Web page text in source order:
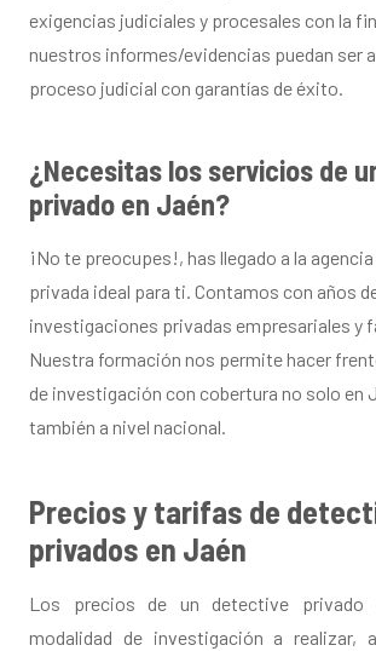
exigencias judiciales y procesales con la
nuestros informes/evidencias puedan ser
proceso judicial con garantías de éxito.
¿Necesitas los servicios de
privado en Jaén?
¡No te preocupes!, has llegado a la
privada ideal para ti. Contamos con años
investigaciones privadas empresariales y
Nuestra formación nos permite hacer
de investigación con cobertura no solo en
también a nivel nacional.
Precios y tarifas de
privados en Jaén
Los precios de un detective privado
modalidad de investigación a realizar,